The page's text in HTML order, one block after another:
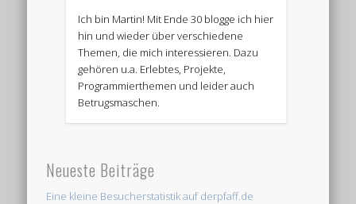
Ich bin Martin! Mit Ende 30 blogge ich hier
hin und wieder über verschiedene
Themen, die mich interessieren. Dazu
gehören u.a. Erlebtes, Projekte,
Programmierthemen und leider auch
Betrugsmaschen.
Neueste Beiträge
Eine kleine Besucherstatistik auf derpfaff.de